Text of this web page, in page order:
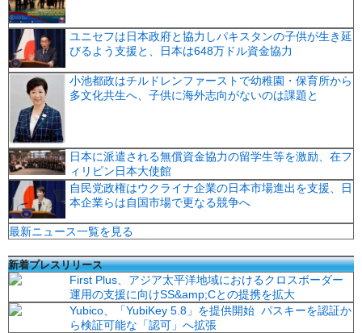
ユニセフは日本政府と協力しパキスタンの子供が生き延
びるよう支援と、日本は648万ドル資金協力
小池都政はチルドレンファーストで幼稚園・保育所から
多文化共生へ、子供に海外志向がないのは課題と
日本に派遣される無償資金協力の留学生等を激励、在フ
ィリピン日本大使館
自民党政権はウクライナ企業の日本市場進出を支援、日
本企業らは自国市場で更なる競争へ
最新ニュース一覧を見る
新着プレスリリース
First Plus、アジア太平洋地域におけるクロスボーダー
運用の支援に向けSS&amp;Cとの提携を拡大
Yubico、「YubiKey 5.8」を提供開始 パスキーを認証か
ら検証可能な「認可」へ拡張